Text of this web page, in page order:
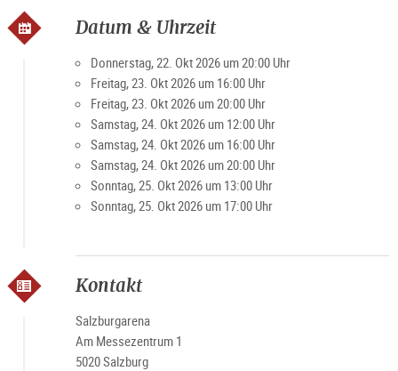
Datum & Uhrzeit
Donnerstag, 22. Okt 2026 um 20:00 Uhr
Freitag, 23. Okt 2026 um 16:00 Uhr
Freitag, 23. Okt 2026 um 20:00 Uhr
Samstag, 24. Okt 2026 um 12:00 Uhr
Samstag, 24. Okt 2026 um 16:00 Uhr
Samstag, 24. Okt 2026 um 20:00 Uhr
Sonntag, 25. Okt 2026 um 13:00 Uhr
Sonntag, 25. Okt 2026 um 17:00 Uhr
Kontakt
Salzburgarena
Am Messezentrum 1
5020 Salzburg